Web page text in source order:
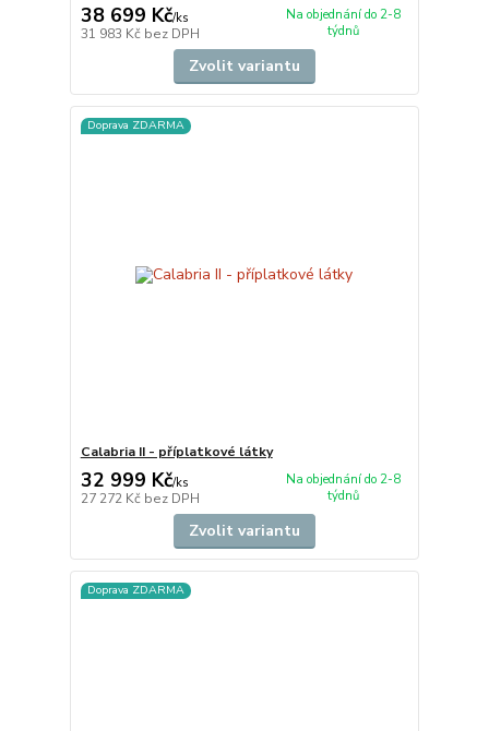
38 699 Kč/ks
31 983 Kč bez DPH
Na objednání do 2-8
týdnů
Zvolit variantu
Doprava ZDARMA
Calabria II - příplatkové látky
32 999 Kč/ks
27 272 Kč bez DPH
Na objednání do 2-8
týdnů
Zvolit variantu
Doprava ZDARMA